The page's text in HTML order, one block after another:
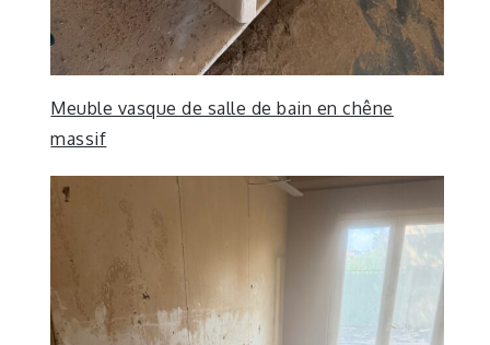
Meuble vasque de salle de bain en chêne
massif